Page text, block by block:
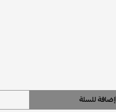
إضافة للسلة